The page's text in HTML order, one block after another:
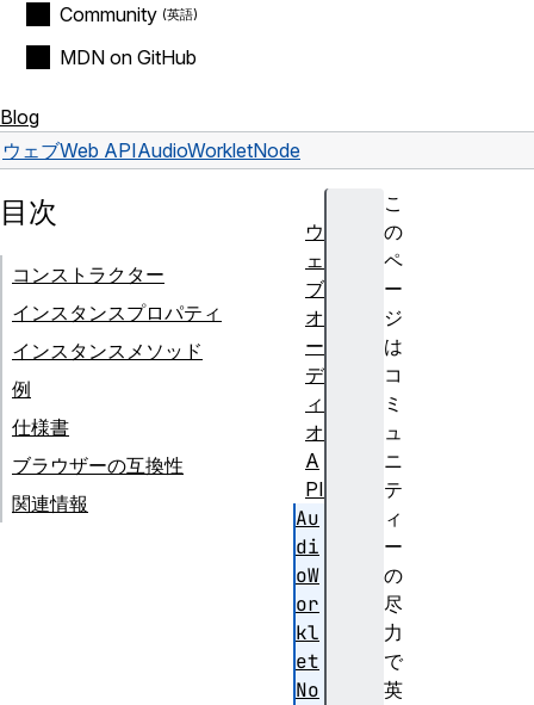
Community
MDN on GitHub
Blog
ウェブWeb APIAudioWorkletNode
こ
の
ペ
ー
ジ
は
コ
ミ
ュ
ニ
テ
ィ
ー
の
尽
力
で
英
目次
コンストラクター
インスタンスプロパティ
インスタンスメソッド
例
仕様書
ブラウザーの互換性
関連情報
ウ
ェ
ブ
オ
ー
デ
ィ
オ
A
PI
Au
di
oW
or
kl
et
No